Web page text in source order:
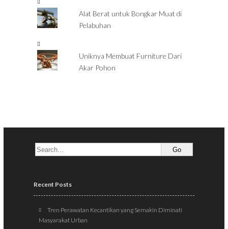
Alat Berat untuk Bongkar Muat di
Pelabuhan
Uniknya Membuat Furniture Dari
Akar Pohon
Recent Posts
Tren Perawatan Kecantikan yang Semakin Diminati
Masyarakat Urban